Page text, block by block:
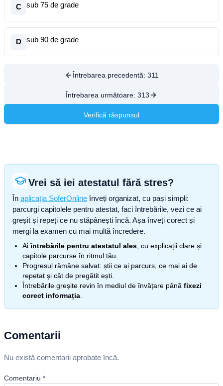
C sub 75 de grade
D sub 90 de grade
Întrebarea precedentă: 311
Întrebarea următoare: 313
Verifică răspunsul
Vrei să iei atestatul fără stres?
În aplicația SoferOnline înveți organizat, cu pași simpli:
parcurgi capitolele pentru atestat, faci întrebările, vezi ce ai
greșit și repeți ce nu stăpânești încă. Așa înveți corect și
mergi la examen cu mai multă încredere.
Aiîntrebările pentru atestatul ales , cu explicații clare și
capitole parcurse în ritmul tău.
Progresul rămâne salvat: știi ce ai parcurs, ce mai ai de
repetat și cât de pregătit ești.
Întrebările greșite revin în mediul de învățare până fixezi
corect informația
Comentarii
Nu există comentarii aprobate încă.
Comentariu *